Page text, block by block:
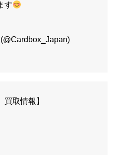
す
取情報】